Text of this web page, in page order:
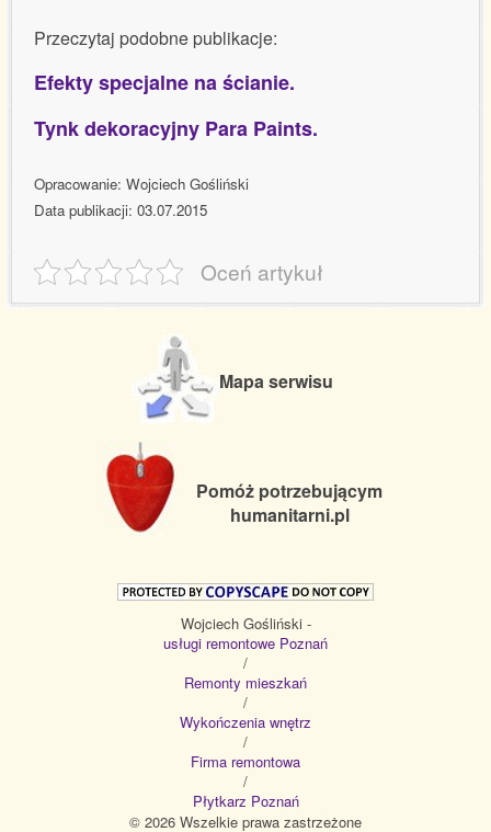
Przeczytaj podobne publikacje:
Efekty specjalne na ścianie.
Tynk dekoracyjny Para Paints.
Opracowanie: Wojciech Gośliński
Data publikacji: 03.07.2015
Oceń artykuł
Mapa serwisu
Pomóż potrzebującym
humanitarni.pl
Wojciech Gośliński -
usługi remontowe Poznań
/
Remonty mieszkań
/
Wykończenia wnętrz
/
Firma remontowa
/
Płytkarz Poznań
© 2026 Wszelkie prawa zastrzeżone